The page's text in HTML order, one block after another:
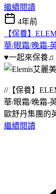
繼續閱讀
4年前
【保養】
華/眼霜/晚霜-
♥一起來保養♫
//【保養】
華/眼霜/晚霜-
歐舒丹集團的
繼續閱讀